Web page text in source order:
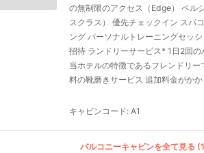
の無制限のアクセス（Edge） ペル
スクラス） 優先チェックイン スパ
ング パーソナルトレーニングセッ
招待 ランドリーサービス* 1日2回の
当ホテルの特徴であるフレンドリ
料の靴磨きサービス 追加料金がか
キャビンコード:A1
バルコニーキャビンを全て見る